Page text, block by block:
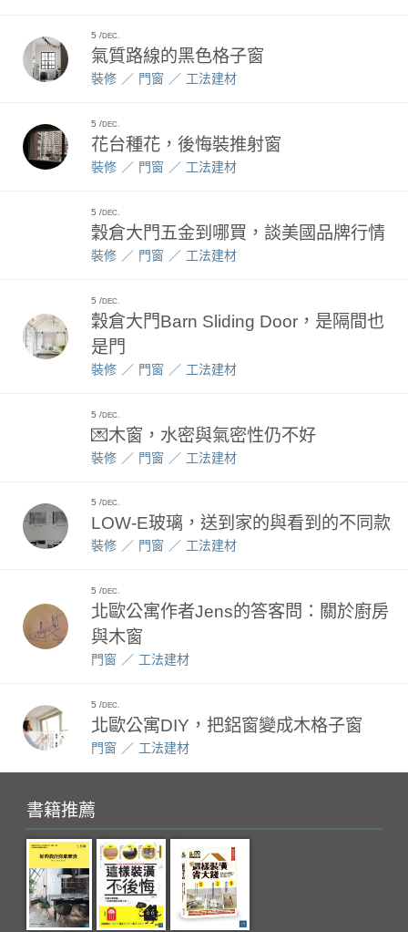
5 DEC.
氣質路線的黑色格子窗
裝修 門窗 工法建材
5 DEC.
花台種花，後悔裝推射窗
裝修 門窗 工法建材
5 DEC.
穀倉大門五金到哪買，談美國品牌行情
裝修 門窗 工法建材
5 DEC.
穀倉大門Barn Sliding Door，是隔間也
是門
裝修 門窗 工法建材
5 DEC.
💌木窗，水密與氣密性仍不好
裝修 門窗 工法建材
5 DEC.
LOW-E玻璃，送到家的與看到的不同款
裝修 門窗 工法建材
5 DEC.
北歐公寓作者Jens的答客問：關於廚房
與木窗
門窗 工法建材
5 DEC.
北歐公寓DIY，把鋁窗變成木格子窗
門窗 工法建材
書籍推薦